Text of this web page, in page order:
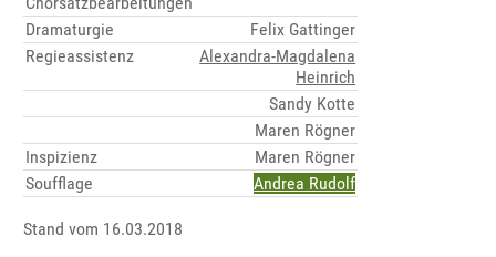
Dramaturgie
Felix Gattinger
Regieassistenz
Alexandra-Magdalena
Heinrich
Sandy Kotte
Maren Rögner
Inspizienz
Maren Rögner
Soufflage
Andrea Rudolf
Stand vom 16.03.2018